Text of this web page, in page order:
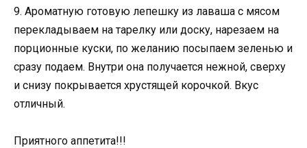
9. Ароматную готовую лепешку из лаваша с мясом
перекладываем на тарелку или доску, нарезаем на
порционные куски, по желанию посыпаем зеленью и
сразу подаем. Внутри она получается нежной, сверху
и снизу покрывается хрустящей корочкой. Вкус
отличный.
Приятного аппетита!!!